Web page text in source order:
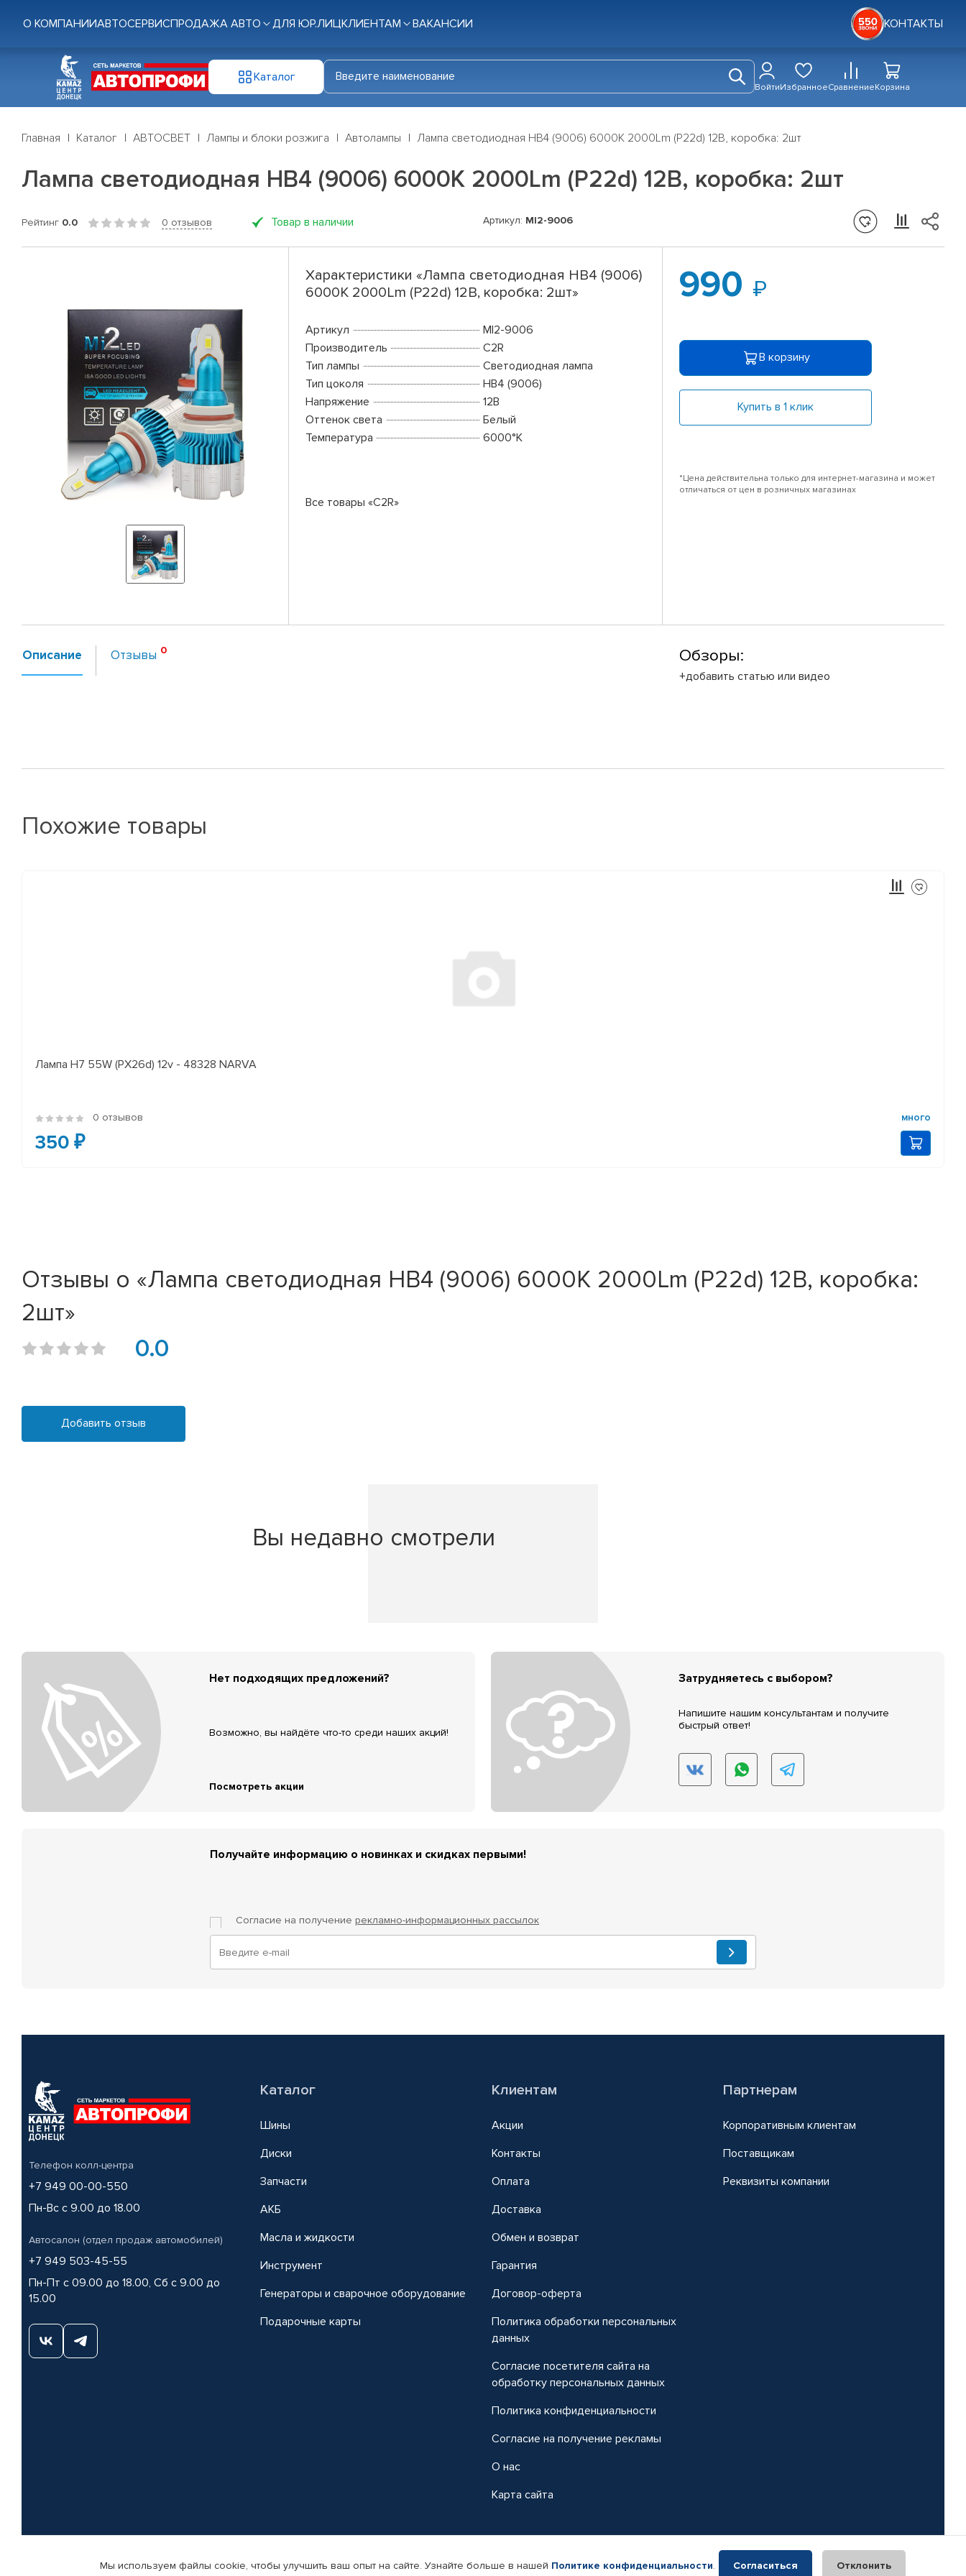
О КОМПАНИИАВТОСЕРВИСПРОДАЖА АВТО ДЛЯ ЮР.ЛИЦКЛИЕНТАМ ВАКАНСИИ КОНТАКТЫ
Каталог
ВойтиИзбранноеСравнениеКорзина
Главная Каталог АВТОСВЕТ Лампы и блоки розжига Автолампы Лампа светодиодная HB4 (9006) 6000K 2000Lm (P22d) 12В, коробка: 2шт
Лампа светодиодная HB4 (9006) 6000K 2000Lm (P22d) 12В, коробка: 2шт
Рейтинг 0.0 0 отзывов Товар в наличии Артикул: MI2-9006
Характеристики «Лампа светодиодная HB4 (9006)
6000K 2000Lm (P22d) 12В, коробка: 2шт»
Артикул
MI2-9006
Производитель
C2R
Тип лампы
Светодиодная лампа
Тип цоколя
HB4 (9006)
Напряжение
12В
Оттенок света
Белый
Температура
6000°K
Все товары «C2R»
990
В корзину
Купить в 1 клик
*Цена действительна только для интернет-магазина и может
отличаться от цен в розничных магазинах
Описание Отзывы Обзоры:
+добавить статью или видео
Похожие товары
Лампа H7 55W (PX26d) 12v - 48328 NARVA
0 отзывов много
350 ₽
Отзывы о «Лампа светодиодная HB4 (9006) 6000K 2000Lm (P22d) 12В, коробка:
2шт»
0.0
Добавить отзыв
Вы недавно смотрели
Нет подходящих предложений?
Возможно, вы найдёте что-то среди наших акций!
Посмотреть акции
Затрудняетесь с выбором?
Напишите нашим консультантам и получите
быстрый ответ!
Получайте информацию о новинках и скидках первыми!
Согласие на получение рекламно-информационных рассылок
Телефон колл-центра
+7 949 00-00-550
Пн-Вс с 9.00 до 18.00
Автосалон (отдел продаж автомобилей)
+7 949 503-45-55
Пн-Пт с 09.00 до 18.00, Сб с 9.00 до
15.00
Каталог
Шины
Диски
Запчасти
АКБ
Масла и жидкости
Инструмент
Генераторы и сварочное оборудование
Подарочные карты
Клиентам
Акции
Контакты
Оплата
Доставка
Обмен и возврат
Гарантия
Договор-оферта
Политика обработки персональных
данных
Согласие посетителя сайта на
обработку персональных данных
Политика конфиденциальности
Согласие на получение рекламы
О нас
Карта сайта
Партнерам
Корпоративным клиентам
Поставщикам
Реквизиты компании
© КАМАЗ ЦЕНТР ДОНЕЦК, 2015-2026. Все права защищены. Интернет-магазин автомобильных товаров Автопрофи.
Мы используем файлы cookie, чтобы улучшить ваш опыт на сайте. Узнайте больше в нашей Политике конфиденциальности. Согласиться Отклонить